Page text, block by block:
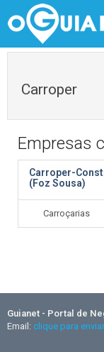
Carroper
Empresas
Carroper-
(Foz Sousa)
Carroçarias
Guianet - Portal de
Email: clique para enviar